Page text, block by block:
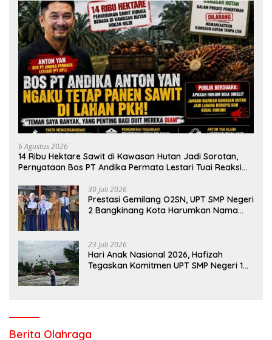
6 Agustus 2026
14 Ribu Hektare Sawit di Kawasan Hutan Jadi Sorotan,
Pernyataan Bos PT Andika Permata Lestari Tuai Reaksi
30 Juli 2026
Prestasi Gemilang O2SN, UPT SMP Negeri
2 Bangkinang Kota Harumkan Nama
23 Juli 2026
Hari Anak Nasional 2026, Hafizah
Tegaskan Komitmen UPT SMP Negeri 1
Berita Olahraga